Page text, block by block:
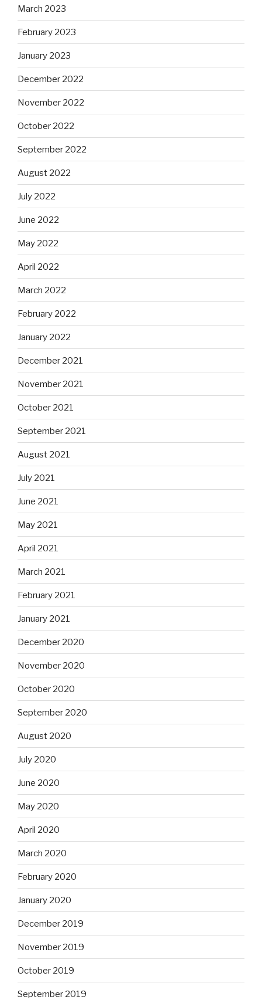
March 2023
February 2023
January 2023
December 2022
November 2022
October 2022
September 2022
August 2022
July 2022
June 2022
May 2022
April 2022
March 2022
February 2022
January 2022
December 2021
November 2021
October 2021
September 2021
August 2021
July 2021
June 2021
May 2021
April 2021
March 2021
February 2021
January 2021
December 2020
November 2020
October 2020
September 2020
August 2020
July 2020
June 2020
May 2020
April 2020
March 2020
February 2020
January 2020
December 2019
November 2019
October 2019
September 2019